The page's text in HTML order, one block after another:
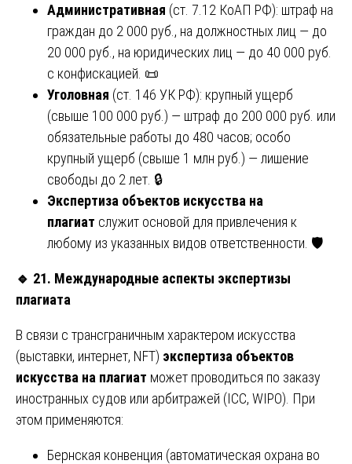
Административная (ст. 7.12 КоАП РФ): штраф на
граждан до 2 000 руб., на должностных лиц — до
20 000 руб., на юридических лиц — до 40 000 руб.
с конфискацией. 📜
Уголовная (ст. 146 УК РФ): крупный ущерб
(свыше 100 000 руб.) — штраф до 200 000 руб. или
обязательные работы до 480 часов; особо
крупный ущерб (свыше 1 млн руб.) — лишение
свободы до 2 лет. 🔒
Экспертиза объектов искусства на
плагиат служит основой для привлечения к
любому из указанных видов ответственности. 🛡️
🔹 21. Международные аспекты экспертизы
плагиата
В связи с трансграничным характером искусства
(выставки, интернет, NFT) экспертиза объектов
искусства на плагиат может проводиться по заказу
иностранных судов или арбитражей (ICC, WIPO). При
этом применяются:
Бернская конвенция (автоматическая охрана во